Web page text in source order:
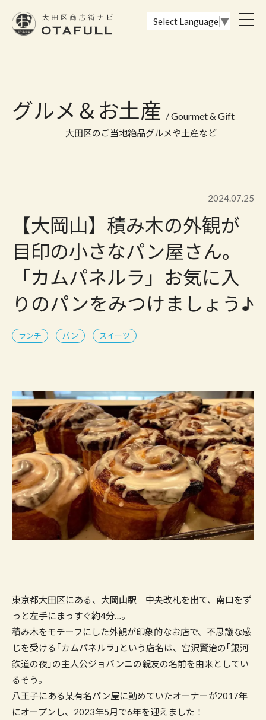
Select Language ▼
グルメ＆お土産 / Gourmet & Gift
大田区のご当地絶品グルメや土産など
2024.07.25
【大岡山】積み木の外観が
目印の小さなパン屋さん。
「カムパネルラ」お気に入
りのパンをみつけましょう♪
ランチ パン スイーツ
東京都大田区にある、大岡山駅 中央改札を出て、南口をず
っと左手にまっすぐ約4分…。
積み木をモチーフにした外観が印象的なお店で、不思議な感
じを受ける｢カムパネルラ｣という店名は、宮沢賢治の｢銀河
鉄道の夜｣の主人公ジョバンニの親友の名前を由来としてい
るそう。
八王子にある某有名パン屋に勤めていたオーナーが2017年
にオープンし、2023年5月で6年を迎えました！